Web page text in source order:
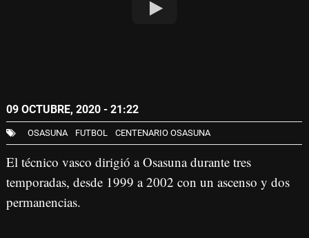
09 OCTUBRE, 2020 - 21:22
OSASUNA FUTBOL CENTENARIO OSASUNA
El técnico vasco dirigió a Osasuna durante tres
temporadas, desde 1999 a 2002 con un ascenso y dos
permanencias.